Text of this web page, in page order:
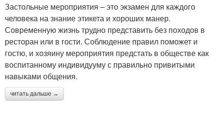
Застольные мероприятия – это экзамен для каждого
человека на знание этикета и хороших манер.
Современную жизнь трудно представить без походов в
ресторан или в гости. Соблюдение правил поможет и
гостю, и хозяину мероприятия предстать в обществе как
воспитанному индивидууму с правильно привитыми
навыками общения.
читать дальше →